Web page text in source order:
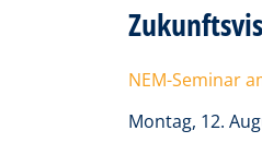
NEM-Seminar
Montag, 12.